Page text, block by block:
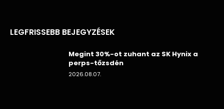
LEGFRISSEBB BEJEGYZÉSEK
Megint 30%-ot zuhant az SK Hynix a
perps-tőzsdén
2026.08.07.